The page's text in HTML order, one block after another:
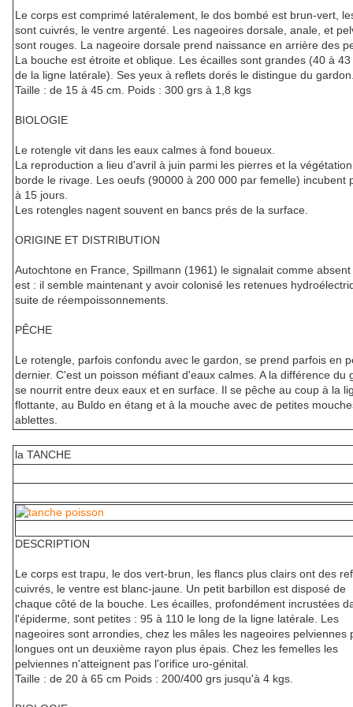
Le corps est comprimé latéralement, le dos bombé est brun-vert,
sont cuivrés, le ventre argenté. Les nageoires dorsale, anale, et
sont rouges. La nageoire dorsale prend naissance en arrière des
La bouche est étroite et oblique. Les écailles sont grandes (40 à
de la ligne latérale). Ses yeux à reflets dorés le distingue du
Taille : de 15 à 45 cm. Poids : 300 grs à 1,8 kgs
BIOLOGIE
Le rotengle vit dans les eaux calmes à fond boueux.
La reproduction a lieu d'avril à juin parmi les pierres et la
borde le rivage. Les oeufs (90000 à 200 000 par femelle) incubent
à 15 jours.
Les rotengles nagent souvent en bancs prés de la surface.
ORIGINE ET DISTRIBUTION
Autochtone en France, Spillmann (1961) le signalait comme
est : il semble maintenant y avoir colonisé les retenues
suite de réempoissonnements.
PÊCHE
Le rotengle, parfois confondu avec le gardon, se prend parfois en
dernier. C'est un poisson méfiant d'eaux calmes. A la différence du
se nourrit entre deux eaux et en surface. Il se pêche au coup à la
flottante, au Buldo en étang et à la mouche avec de petites
ablettes.
la TANCHE
DESCRIPTION
Le corps est trapu, le dos vert-brun, les flancs plus clairs ont des
cuivrés, le ventre est blanc-jaune. Un petit barbillon est disposé de
chaque côté de la bouche. Les écailles, profondément incrustées
l'épiderme, sont petites : 95 à 110 le long de la ligne latérale. Les
nageoires sont arrondies, chez les mâles les nageoires pelviennes
longues ont un deuxième rayon plus épais. Chez les femelles les
pelviennes n'atteignent pas l'orifice uro-génital.
Taille : de 20 à 65 cm Poids : 200/400 grs jusqu'à 4 kgs.